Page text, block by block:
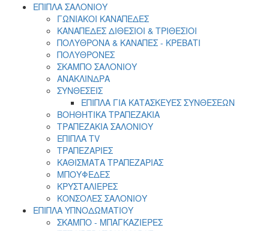
ΕΠΙΠΛΑ ΣΑΛΟΝΙΟΥ
ΓΩΝΙΑΚΟΙ ΚΑΝΑΠΕΔΕΣ
ΚΑΝΑΠΕΔΕΣ ΔΙΘΕΣΙΟΙ & ΤΡΙΘΕΣΙΟΙ
ΠΟΛΥΘΡΟΝΑ & ΚΑΝΑΠΕΣ - ΚΡΕΒΑΤΙ
ΠΟΛΥΘΡΟΝΕΣ
ΣΚΑΜΠΟ ΣΑΛΟΝΙΟΥ
ΑΝΑΚΛΙΝΔΡΑ
ΣΥΝΘΕΣΕΙΣ
ΕΠΙΠΛΑ ΓΙΑ ΚΑΤΑΣΚΕΥΕΣ ΣΥΝΘΕΣΕΩΝ
ΒΟΗΘΗΤΙΚΑ ΤΡΑΠΕΖΑΚΙΑ
ΤΡΑΠΕΖΑΚΙΑ ΣΑΛΟΝΙΟΥ
ΕΠΙΠΛΑ TV
ΤΡΑΠΕΖΑΡΙΕΣ
ΚΑΘΙΣΜΑΤΑ ΤΡΑΠΕΖΑΡΙΑΣ
ΜΠΟΥΦΕΔΕΣ
ΚΡΥΣΤΑΛΙΕΡΕΣ
ΚΟΝΣΟΛΕΣ ΣΑΛΟΝΙΟΥ
ΕΠΙΠΛΑ ΥΠΝΟΔΩΜΑΤΙΟΥ
ΣΚΑΜΠΟ - ΜΠΑΓΚΑΖΙΕΡΕΣ